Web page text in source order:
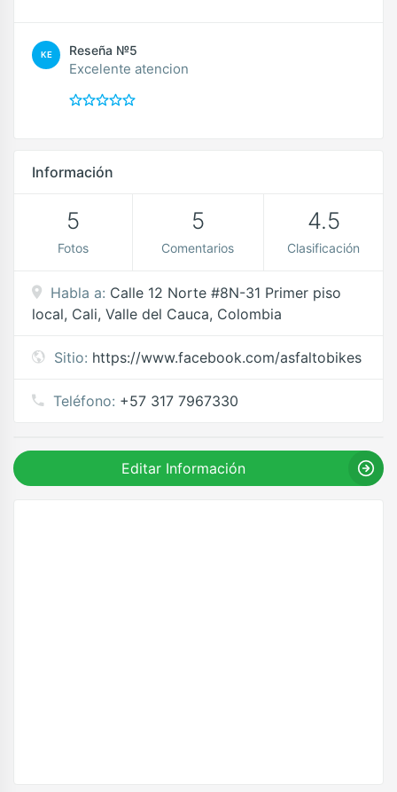
KE Reseña №5
Excelente atencion
Información
5
Fotos
5
Comentarios
4.5
Clasificación
Habla a: Calle 12 Norte #8N-31 Primer piso
local, Cali, Valle del Cauca, Colombia
Sitio: https://www.facebook.com/asfaltobikes
Teléfono: +57 317 7967330
Editar Información